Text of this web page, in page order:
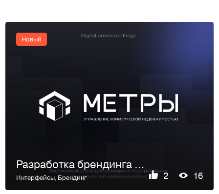
Новый
Разработка брендинга и сайта для компании по управлению коммерческой недвижимости
Интерфейсы, Брендинг 2 16